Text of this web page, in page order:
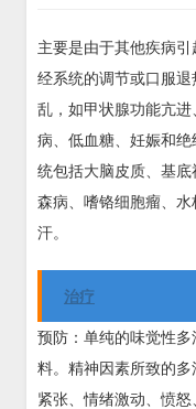
主要是由于其他疾病
经系统的调节或口服
乱，如甲状腺功能亢
病、低血糖、妊娠和
统包括大脑皮质、基
森病、嗜铬细胞瘤、
汗。
治疗
预防：单纯的味觉性
料。精神因素所致的
紧张、情绪激动、愤怒